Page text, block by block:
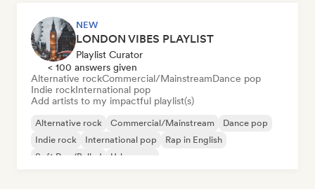
NEW
LONDON VIBES PLAYLIST
Playlist Curator
< 100 answers given
Alternative rockCommercial/MainstreamDance pop
Indie rockInternational pop
Add artists to my impactful playlist(s)
Alternative rock Commercial/Mainstream
Dance pop
Indie rock
International pop
Rap in English
Soft Pop/Ballad
Urban pop